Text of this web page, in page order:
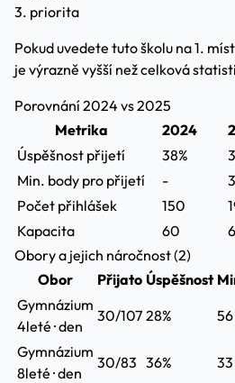
3. priorita
Pokud uvedete tuto školu na 1.
je výrazně vyšší než celková
Porovnání 2024 vs 2025
Metrika
2024
Úspěšnost přijetí
38%
Min. body pro přijetí
-
Počet přihlášek
150
Kapacita
60
Obory a jejich náročnost (2)
Obor
Přijato Úspěšnost
Gymnázium
4leté · den
30/107 28%
56
Gymnázium
8leté · den
30/83 36%
33